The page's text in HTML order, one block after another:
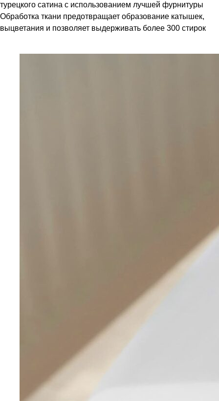
турецкого сатина с использованием лучшей фурнитуры
Обработка ткани предотвращает образование катышек,
выцветания и позволяет выдерживать более 300 стирок